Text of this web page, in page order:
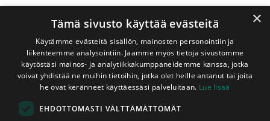
Shop Haapapaneeli 15x90 mm STP
Haapapaneeli 15x90 mm STP
×
Tämä sivusto käyttää evästeitä
Käytämme evästeitä sisällön, mainosten personointiin ja
liikenteemme analysointiin. Jaamme myös tietoja sivustomme
käytöstäsi mainos- ja analytiikkakumppaneidemme kanssa, jotka
voivat yhdistää ne muihin tietoihin, jotka olet heille antanut tai joita
he ovat keränneet käyttäessäsi palveluitaan. Lue lisää
EHDOTTOMASTI VÄLTTÄMÄTTÖMÄT